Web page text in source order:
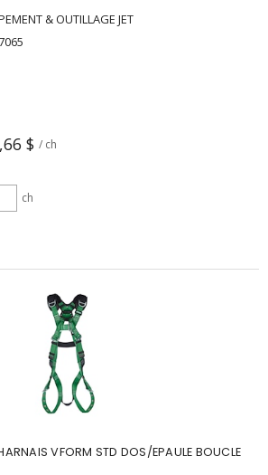
& OUTILLAGE JET
$ / ch
ch
VFORM STD DOS/EPAULE BOUCLE